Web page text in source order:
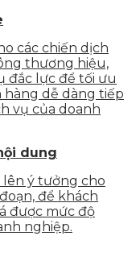
các chiến dịch
thương hiệu,
đắc lực để tối ưu
dễ dàng tiếp
vụ của doanh
dung
lên ý tưởng cho
để khách
được mức độ
nghiệp.